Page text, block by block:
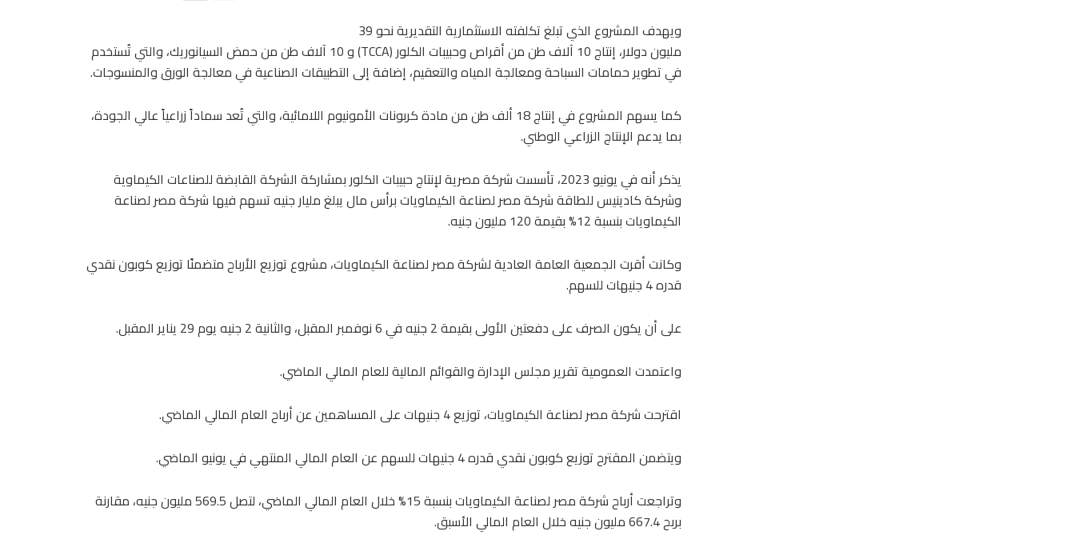
ويهدف المشروع الذي تبلغ تكلفته الاستثمارية التقديرية نحو 39
مليون دولار، إنتاج 10 آلاف طن من أقراص وحبيبات الكلور (TCCA) و 10 آلاف طن من حمض السيانوريك، والتي تُستخدم
في تطوير حمامات السباحة ومعالجة المياه والتعقيم، إضافة إلى التطبيقات الصناعية في معالجة الورق والمنسوجات.
كما يسهم المشروع في إنتاج 18 ألف طن من مادة كربونات الأمونيوم اللامائية، والتي تُعد سماداً زراعياً عالي الجودة،
بما يدعم الإنتاج الزراعي الوطني.
يذكر أنه في يونيو 2023، تأسست شركة مصرية لإنتاج حبيبات الكلور بمشاركة الشركة القابضة للصناعات الكيماوية
وشركة كادينيس للطاقة شركة مصر لصناعة الكيماويات برأس مال يبلغ مليار جنيه تسهم فيها شركة مصر لصناعة
الكيماويات بنسبة 12% بقيمة 120 مليون جنيه.
وكانت أقرت الجمعية العامة العادية لشركة مصر لصناعة الكيماويات، مشروع توزيع الأرباح متضمنًا توزيع كوبون نقدي
قدره 4 جنيهات للسهم.
على أن يكون الصرف على دفعتين الأولى بقيمة 2 جنيه في 6 نوفمبر المقبل، والثانية 2 جنيه يوم 29 يناير المقبل.
واعتمدت العمومية تقرير مجلس الإدارة والقوائم المالية للعام المالي الماضي.
اقترحت شركة مصر لصناعة الكيماويات، توزيع 4 جنيهات على المساهمين عن أرباح العام المالي الماضي.
ويتضمن المقترح توزيع كوبون نقدي قدره 4 جنيهات للسهم عن العام المالي المنتهي في يونيو الماضي.
وتراجعت أرباح شركة مصر لصناعة الكيماويات بنسبة 15% خلال العام المالي الماضي، لتصل 569.5 مليون جنيه، مقارنة
بربح 667.4 مليون جنيه خلال العام المالي الأسبق.